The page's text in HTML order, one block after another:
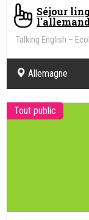
Séjour
Talking English –
Allemagne
Tout public